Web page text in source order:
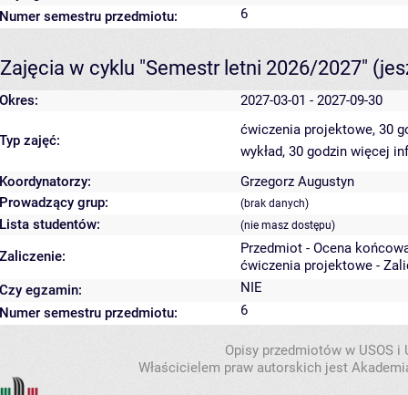
Numer semestru przedmiotu:
6
Zajęcia w cyklu "Semestr letni 2026/2027"
Okres: 2027-03-01 - 2027-09-30
Typ zajęć:
ćwiczenia projektowe, 30
wykład, 30 godzin więcej
Koordynatorzy:
Grzegorz Augustyn
Prowadzący grup:
(brak danych)
Lista studentów: (nie masz dostępu)
Zaliczenie:
Przedmiot - Ocena
ćwiczenia projektowe -
Czy egzamin:
NIE
Numer semestru przedmiotu:
6
Opisy przedmiotów w USOS
Właścicielem praw autorskich jest